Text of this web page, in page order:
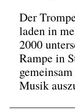
Der
laden in
2000
Rampe in
Musik